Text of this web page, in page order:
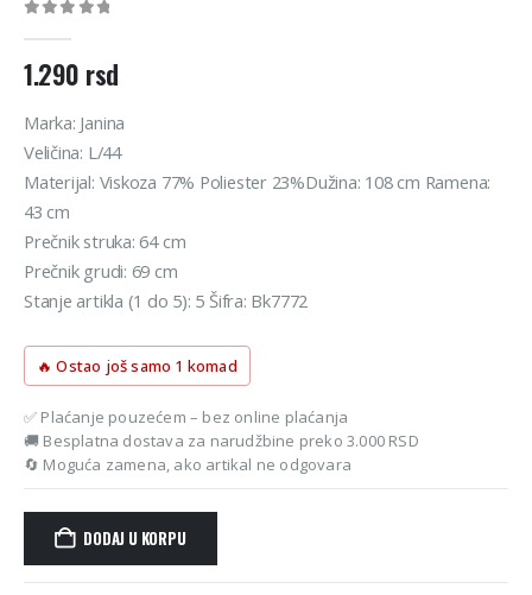
1.290 rsd
Marka: Janina
Veličina: L/44
Materijal: Viskoza 77% Poliester 23%Dužina: 108 cm Ramena:
43 cm
Prečnik struka: 64 cm
Prečnik grudi: 69 cm
Stanje artikla (1 do 5): 5 Šifra: Bk7772
🔥 Ostao još samo 1 komad
✅ Plaćanje pouzećem – bez online plaćanja
🚚 Besplatna dostava za narudžbine preko 3.000 RSD
🔄 Moguća zamena, ako artikal ne odgovara
DODAJ U KORPU
Alternative: